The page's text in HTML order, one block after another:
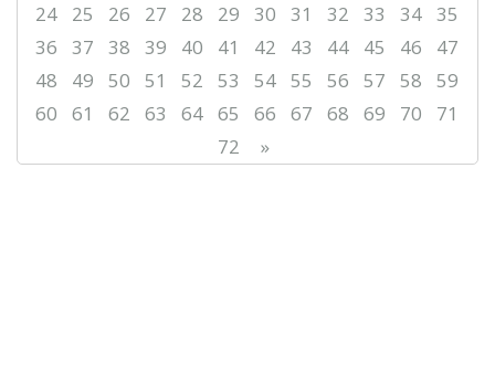
24
25 26 27 28 29 30 31 32 33 34 35
36
37 38 39 40 41 42 43 44 45 46
47
48
49 50 51 52 53 54 55 56 57 58
59
60
61 62 63 64 65 66 67 68 69 70
71
72
»